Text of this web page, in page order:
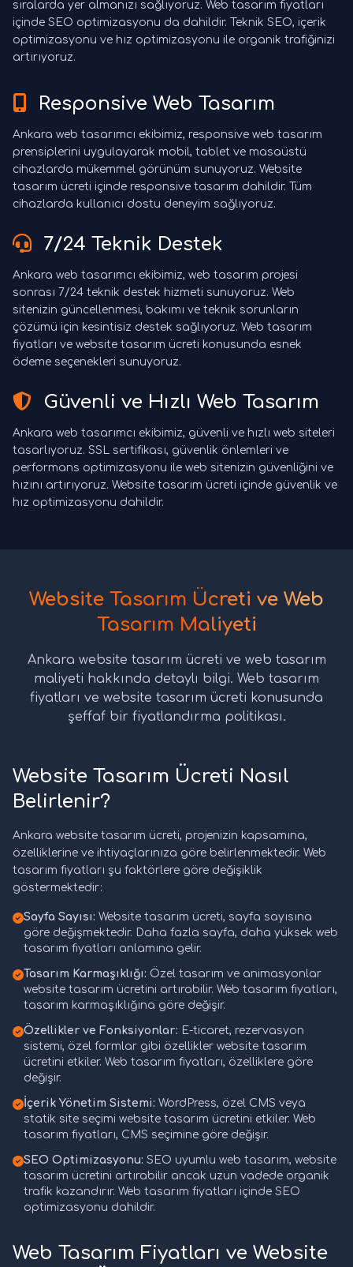
sıralarda yer almanızı sağlıyoruz. Web tasarım fiyatları
içinde SEO optimizasyonu da dahildir. Teknik SEO, içerik
optimizasyonu ve hız optimizasyonu ile organik trafiğinizi
artırıyoruz.
Responsive Web Tasarım
Ankara web tasarımcı ekibimiz, responsive web tasarım
prensiplerini uygulayarak mobil, tablet ve masaüstü
cihazlarda mükemmel görünüm sunuyoruz. Website
tasarım ücreti içinde responsive tasarım dahildir. Tüm
cihazlarda kullanıcı dostu deneyim sağlıyoruz.
7/24 Teknik Destek
Ankara web tasarımcı ekibimiz, web tasarım projesi
sonrası 7/24 teknik destek hizmeti sunuyoruz. Web
sitenizin güncellenmesi, bakımı ve teknik sorunların
çözümü için kesintisiz destek sağlıyoruz. Web tasarım
fiyatları ve website tasarım ücreti konusunda esnek
ödeme seçenekleri sunuyoruz.
Güvenli ve Hızlı Web Tasarım
Ankara web tasarımcı ekibimiz, güvenli ve hızlı web siteleri
tasarlıyoruz. SSL sertifikası, güvenlik önlemleri ve
performans optimizasyonu ile web sitenizin güvenliğini ve
hızını artırıyoruz. Website tasarım ücreti içinde güvenlik ve
hız optimizasyonu dahildir.
Website Tasarım Ücreti ve Web
Tasarım Maliyeti
Ankara website tasarım ücreti ve web tasarım
maliyeti hakkında detaylı bilgi. Web tasarım
fiyatları ve website tasarım ücreti konusunda
şeffaf bir fiyatlandırma politikası.
Website Tasarım Ücreti Nasıl
Belirlenir?
Ankara website tasarım ücreti, projenizin kapsamına,
özelliklerine ve ihtiyaçlarınıza göre belirlenmektedir. Web
tasarım fiyatları şu faktörlere göre değişiklik
göstermektedir:
Sayfa Sayısı: Website tasarım ücreti, sayfa sayısına
göre değişmektedir. Daha fazla sayfa, daha yüksek web
tasarım fiyatları anlamına gelir.
Tasarım Karmaşıklığı: Özel tasarım ve animasyonlar
website tasarım ücretini artırabilir. Web tasarım fiyatları,
tasarım karmaşıklığına göre değişir.
Özellikler ve Fonksiyonlar: E-ticaret, rezervasyon
sistemi, özel formlar gibi özellikler website tasarım
ücretini etkiler. Web tasarım fiyatları, özelliklere göre
değişir.
İçerik Yönetim Sistemi: WordPress, özel CMS veya
statik site seçimi website tasarım ücretini etkiler. Web
tasarım fiyatları, CMS seçimine göre değişir.
SEO Optimizasyonu: SEO uyumlu web tasarım, website
tasarım ücretini artırabilir ancak uzun vadede organik
trafik kazandırır. Web tasarım fiyatları içinde SEO
optimizasyonu dahildir.
Web Tasarım Fiyatları ve Website